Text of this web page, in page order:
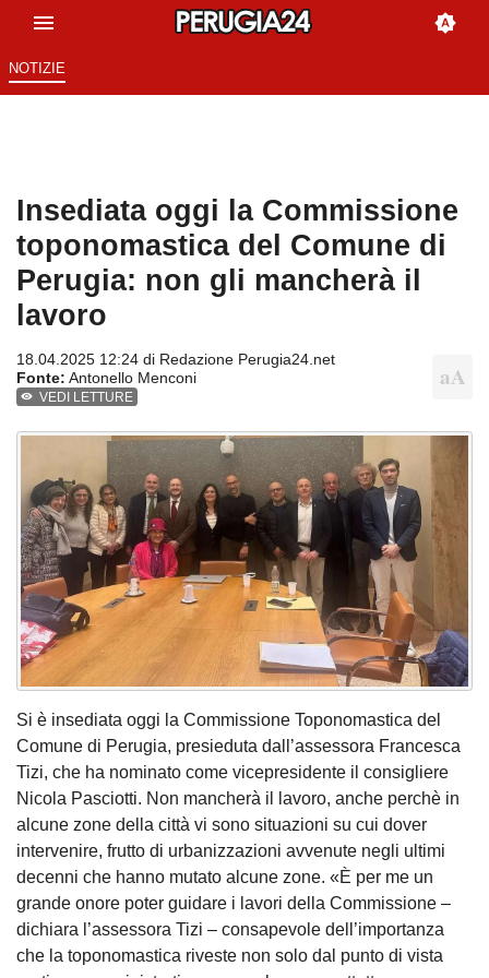
NOTIZIE
Insediata oggi la Commissione
toponomastica del Comune di
Perugia: non gli mancherà il
lavoro
18.04.2025 12:24 di Redazione Perugia24.net
Fonte: Antonello Menconi
VEDI LETTURE
Si è insediata oggi la Commissione Toponomastica del
Comune di Perugia, presieduta dall’assessora Francesca
Tizi, che ha nominato come vicepresidente il consigliere
Nicola Pasciotti. Non mancherà il lavoro, anche perchè in
alcune zone della città vi sono situazioni su cui dover
intervenire, frutto di urbanizzazioni avvenute negli ultimi
decenni che hanno mutato alcune zone. «È per me un
grande onore poter guidare i lavori della Commissione –
dichiara l’assessora Tizi – consapevole dell’importanza
che la toponomastica riveste non solo dal punto di vista